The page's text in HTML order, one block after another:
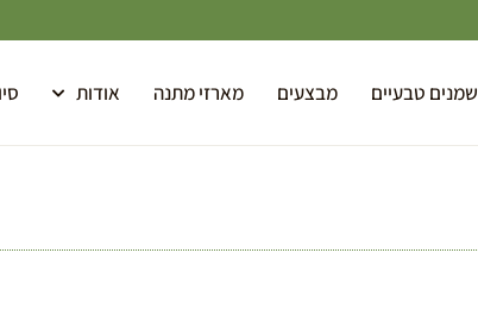
שמנים טבעיים מבצעים מארזי מתנה אודות